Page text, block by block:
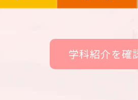
学科紹介を確